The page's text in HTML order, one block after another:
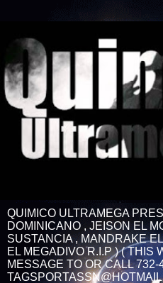
QUIMICO ULTRAMEGA
DOMINICANO , JEISON EL
SUSTANCIA , MANDRAKE
EL MEGADIVO R.I.P ) ( THIS
MESSAGE TO OR CALL 732-